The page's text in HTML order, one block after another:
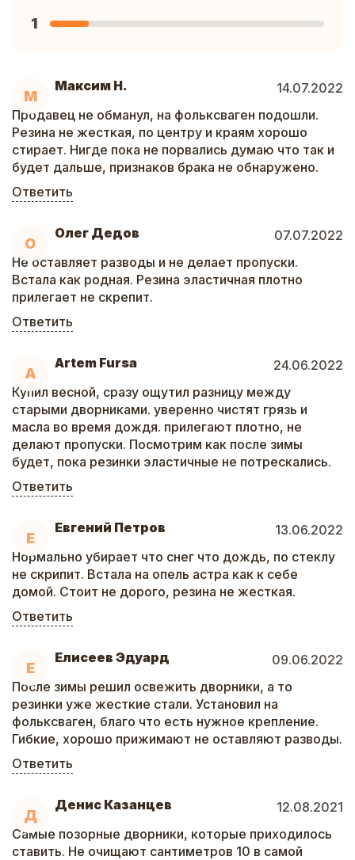
М
Максим Н.
14.07.2022
Продавец не обманул, на фольксваген подошли.
Резина не жесткая, по центру и краям хорошо
стирает. Нигде пока не порвались думаю что так и
будет дальше, признаков брака не обнаружено.
Ответить
О
Олег Дедов
07.07.2022
Не оставляет разводы и не делает пропуски.
Встала как родная. Резина эластичная плотно
прилегает не скрепит.
Ответить
A
Artem Fursa
24.06.2022
Купил весной, сразу ощутил разницу между
старыми дворниками. уверенно чистят грязь и
масла во время дождя. прилегают плотно, не
делают пропуски. Посмотрим как после зимы
будет, пока резинки эластичные не потрескались.
Ответить
Е
Евгений Петров
13.06.2022
Нормально убирает что снег что дождь, по стеклу
не скрипит. Встала на опель астра как к себе
домой. Стоит не дорого, резина не жесткая.
Ответить
Е
Елисеев Эдуард
09.06.2022
После зимы решил освежить дворники, а то
резинки уже жесткие стали. Установил на
фольксваген, благо что есть нужное крепление.
Гибкие, хорошо прижимают не оставляют разводы.
Ответить
Д
Денис Казанцев
12.08.2021
Самые позорные дворники, которые приходилось
ставить. Не очищают сантиметров 10 в самой
1